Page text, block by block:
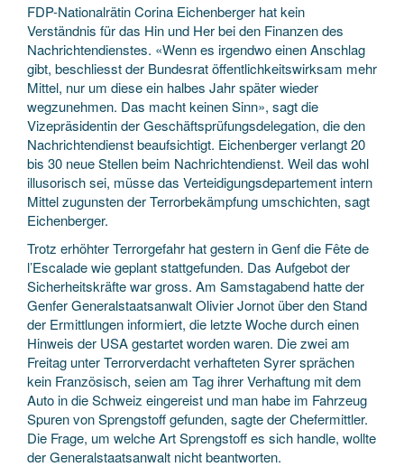
FDP-Nationalrätin Corina Eichenberger hat kein
Verständnis für das Hin und Her bei den Finanzen des
Nachrichtendienstes. «Wenn es irgendwo einen Anschlag
gibt, beschliesst der Bundesrat öffentlichkeitswirksam mehr
Mittel, nur um diese ein halbes Jahr später wieder
wegzunehmen. Das macht keinen Sinn», sagt die
Vizepräsidentin der Geschäftsprüfungsdelegation, die den
Nachrichtendienst beaufsichtigt. Eichenberger verlangt 20
bis 30 neue Stellen beim Nachrichtendienst. Weil das wohl
illusorisch sei, müsse das Verteidigungsdepartement intern
Mittel zugunsten der Terrorbekämpfung umschichten, sagt
Eichenberger.
Trotz erhöhter Terrorgefahr hat gestern in Genf die Fête de
l’Escalade wie geplant stattgefunden. Das Aufgebot der
Sicherheitskräfte war gross. Am Samstagabend hatte der
Genfer Generalstaatsanwalt Olivier Jornot über den Stand
der Ermittlungen informiert, die letzte Woche durch einen
Hinweis der USA gestartet worden waren. Die zwei am
Freitag unter Terrorverdacht verhafteten Syrer sprächen
kein Französisch, seien am Tag ihrer Verhaftung mit dem
Auto in die Schweiz eingereist und man habe im Fahrzeug
Spuren von Sprengstoff gefunden, sagte der Chefermittler.
Die Frage, um welche Art Sprengstoff es sich handle, wollte
der Generalstaatsanwalt nicht beantworten.